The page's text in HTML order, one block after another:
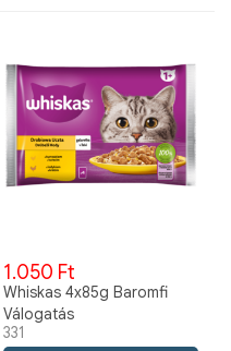
1.050 Ft
Whiskas 4x85g Baromfi
Válogatás
331